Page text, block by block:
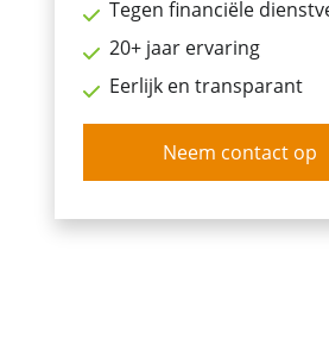
Tegen financiële
20+ jaar ervaring
Eerlijk en transparant
Neem contact op